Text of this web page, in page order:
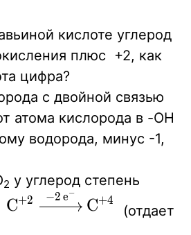
кислоте углерод
плюс +2, как
цифра?
с двойной связью
атома кислорода в -OH
водорода, минус -1,
2 у углерод степень
\ce{C^{+2}
CX
+2 −2 eX
−
CX
+4
(отдает